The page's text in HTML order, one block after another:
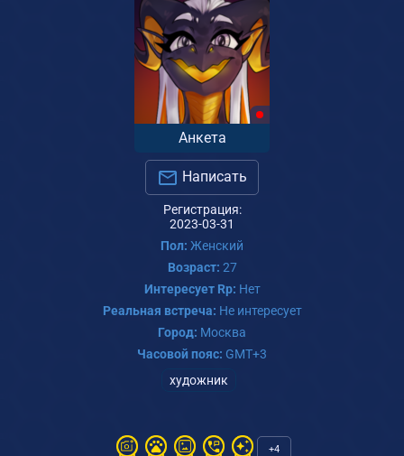
Анкета
Написать
Регистрация:
2023-03-31
Пол: Женский
Возраст: 27
Интересует Rp: Нет
Реальная встреча: Не интересует
Город: Москва
Часовой пояс: GMT+3
художник
+4